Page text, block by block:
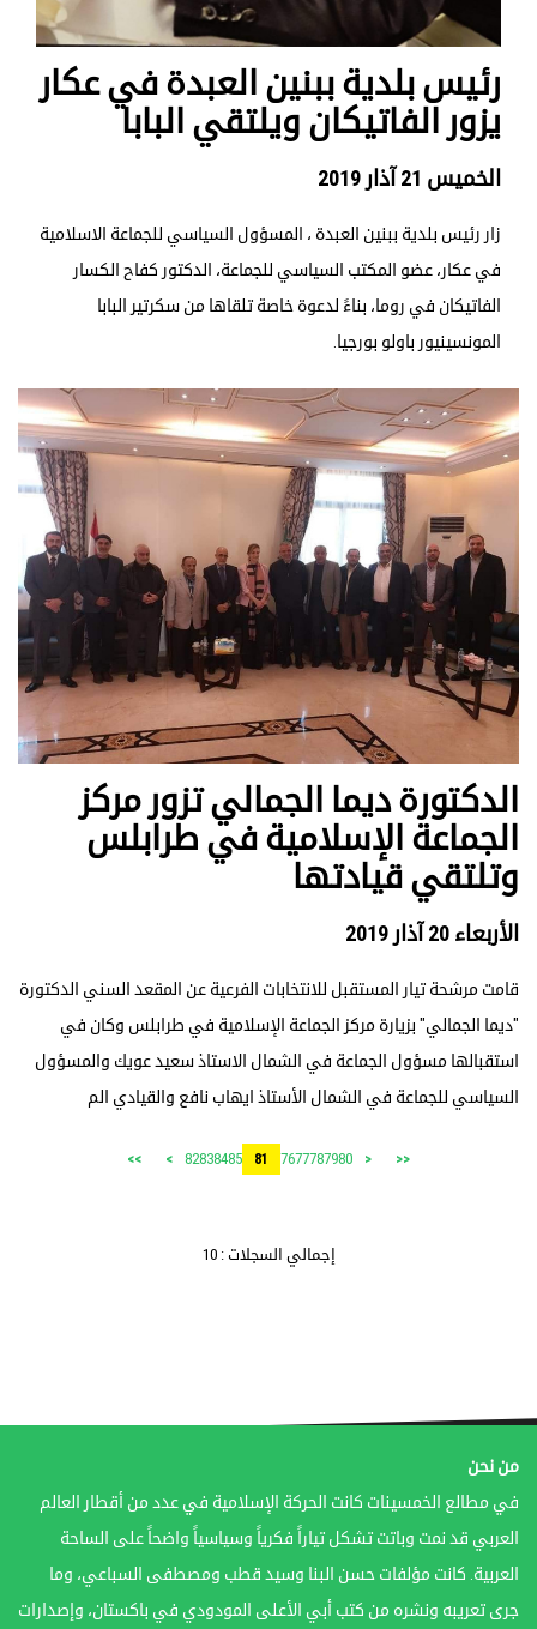
رئيس بلدية ببنين العبدة في عكار
يزور الفاتيكان ويلتقي البابا
الخميس 21 آذار 2019
زار رئيس بلدية ببنين العبدة ، المسؤول السياسي للجماعة الاسلامية
في عكار، عضو المكتب السياسي للجماعة، الدكتور كفاح الكسار
الفاتيكان في روما، بناءً لدعوة خاصة تلقاها من سكرتير البابا
المونسينيور باولو بورجيا.
الدكتورة ديما الجمالي تزور مركز
الجماعة الإسلامية في طرابلس
وتلتقي قيادتها
الأربعاء 20 آذار 2019
قامت مرشحة تيار المستقبل للانتخابات الفرعية عن المقعد السني الدكتورة
"ديما الجمالي" بزيارة مركز الجماعة الإسلامية في طرابلس وكان في
استقبالها مسؤول الجماعة في الشمال الاستاذ سعيد عويك والمسؤول
السياسي للجماعة في الشمال الأستاذ ايهاب نافع والقيادي الم
<<
<
7677787980
81
82838485
>
>>
إجمالي السجلات : 10
من نحن
في مطالع الخمسينات كانت الحركة الإسلامية في عدد من أقطار العالم
العربي قد نمت وباتت تشكل تياراً فكرياً وسياسياً واضحاً على الساحة
العربية. كانت مؤلفات حسن البنا وسيد قطب ومصطفى السباعي، وما
جرى تعريبه ونشره من كتب أبي الأعلى المودودي في باكستان، وإصدارات